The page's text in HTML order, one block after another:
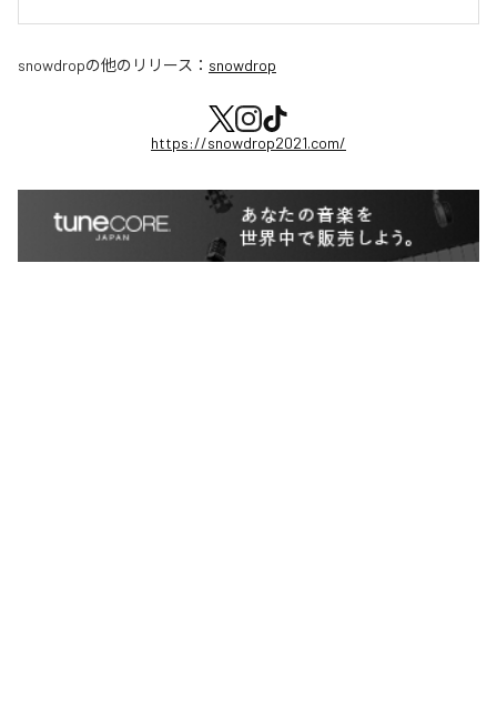
snowdropの他のリリース： snowdrop
https://snowdrop2021.com/